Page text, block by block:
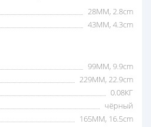
28MM, 2.8cm
43MM, 4.3cm
99MM, 9.9cm
229MM, 22.9cm
0.08КГ
чёрный
165MM, 16.5cm